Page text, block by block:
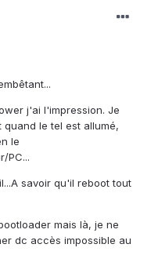
j'ai l'impression. Je
quand le tel est allumé,
le
PC...
savoir qu'il reboot tout
mais là, je ne
dc accès impossible au